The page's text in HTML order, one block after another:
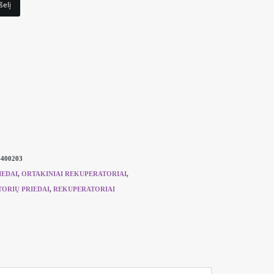
, ORTAKINIAI REKUPERATORIAI,
PRIEDAI, REKUPERATORIAI